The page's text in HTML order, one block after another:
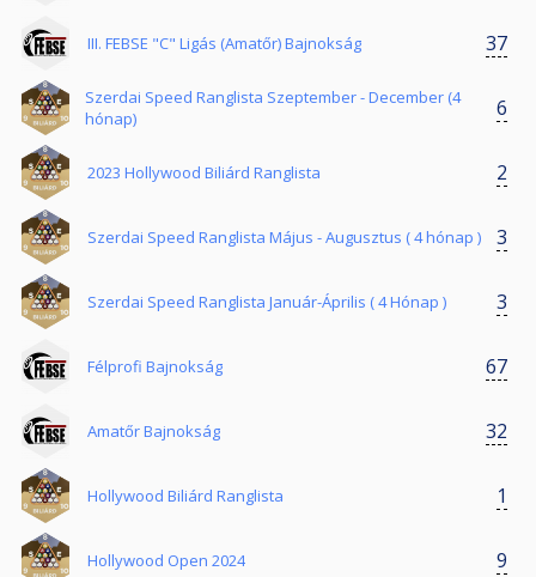
III. FEBSE "C" Ligás (Amatőr) Bajnokság 37
Szerdai Speed Ranglista Szeptember - December (4
hónap)
6
2023 Hollywood Biliárd Ranglista 2
Szerdai Speed Ranglista Május - Augusztus ( 4 hónap ) 3
Szerdai Speed Ranglista Január-Április ( 4 Hónap ) 3
Félprofi Bajnokság 67
Amatőr Bajnokság 32
Hollywood Biliárd Ranglista 1
Hollywood Open 2024 9